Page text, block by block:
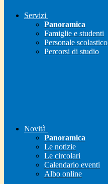
Servizi
Panoramica
Famiglie e studenti
Personale scolastico
Percorsi di studio
Novità
Panoramica
Le notizie
Le circolari
Calendario eventi
Albo online